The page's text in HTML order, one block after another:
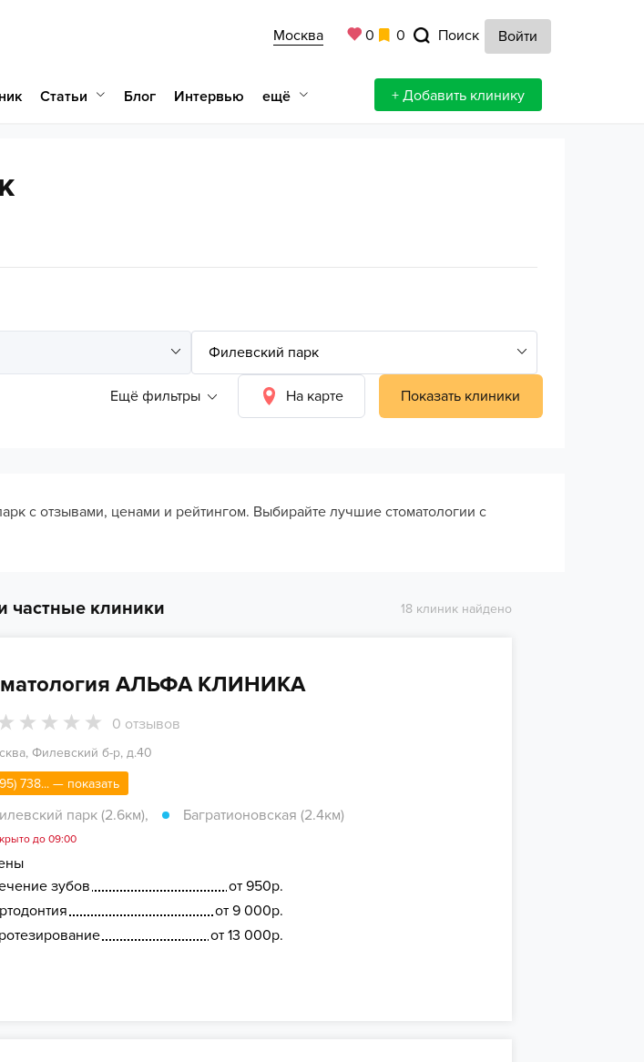
Москва 0 0 Поиск Войти
Статьи Блог Интервью ещё + Добавить клинику
Ещё фильтры На карте Показать клиники
с отзывами, ценами и рейтингом. Выбирайте лучшие стоматологии с
частные клиники 18 клиник найдено
АЛЬФА КЛИНИКА
0 отзывов
Филевский б-р, д.40
738... — показать
парк (2.6км), Багратионовская (2.4км)
до 09:00
зубов
от 950р.
от 9 000р.
от 13 000р.